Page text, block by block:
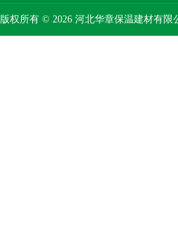
版权所有 © 2026 河北华章保温建材有限